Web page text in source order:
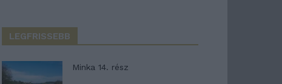
LEGFRISSEBB
Minka 14. rész